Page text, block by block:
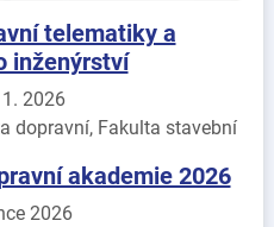
telematiky a
inženýrství
2026
dopravní, Fakulta stavební
akademie 2026
2026